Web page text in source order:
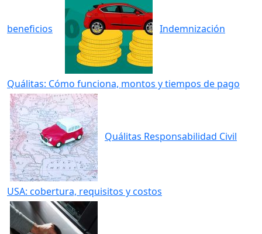
beneficios Indemnización
Quálitas: Cómo funciona, montos y tiempos de pago
Quálitas Responsabilidad Civil
USA: cobertura, requisitos y costos